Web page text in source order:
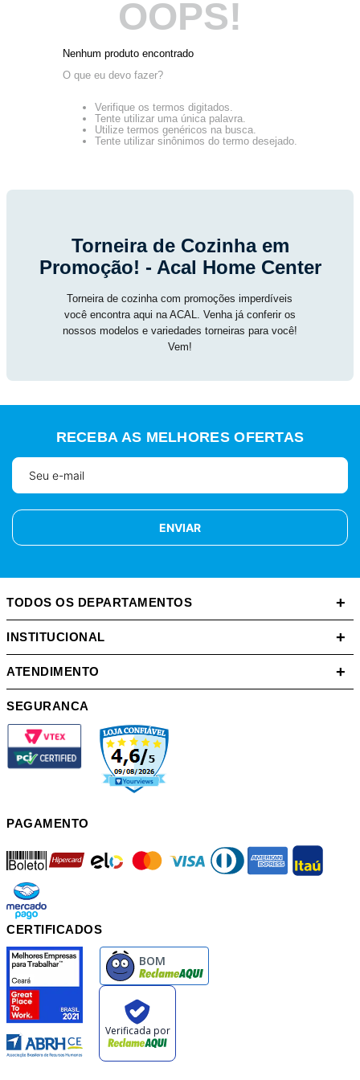
OOPS!
Nenhum produto encontrado
O que eu devo fazer?
Verifique os termos digitados.
Tente utilizar uma única palavra.
Utilize termos genéricos na busca.
Tente utilizar sinônimos do termo desejado.
Torneira de Cozinha em
Promoção! - Acal Home Center
Torneira de cozinha com promoções imperdíveis
você encontra aqui na ACAL. Venha já conferir os
nossos modelos e variedades torneiras para você!
Vem!
RECEBA AS MELHORES OFERTAS
ENVIAR
TODOS OS DEPARTAMENTOS +
INSTITUCIONAL +
ATENDIMENTO +
SEGURANCA
PAGAMENTO
boleto mastercard diners american itau
mercadopago
CERTIFICADOS